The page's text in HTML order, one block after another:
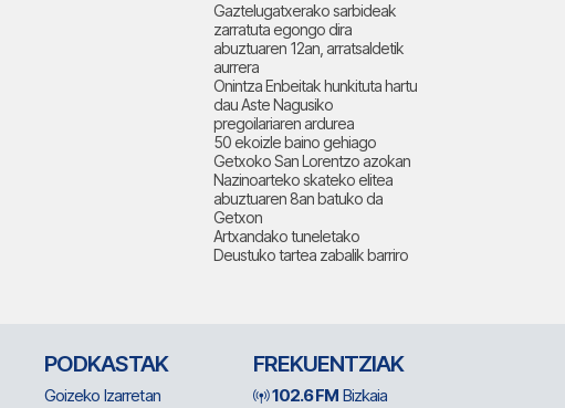
Gaztelugatxerako sarbideak
zarratuta egongo dira
abuztuaren 12an, arratsaldetik
aurrera
Onintza Enbeitak hunkituta hartu
dau Aste Nagusiko
pregoilariaren ardurea
50 ekoizle baino gehiago
Getxoko San Lorentzo azokan
Nazinoarteko skateko elitea
abuztuaren 8an batuko da
Getxon
Artxandako tuneletako
Deustuko tartea zabalik barriro
PODKASTAK
Goizeko Izarretan
FREKUENTZIAK
102.6 FM Bizkaia